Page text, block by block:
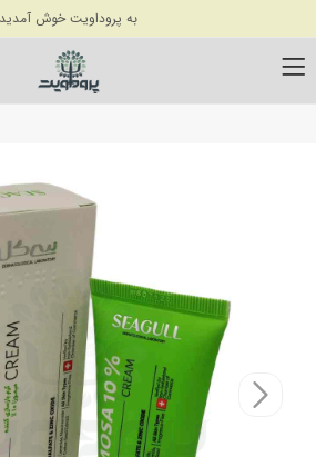
به پروداویت خوش آمدید